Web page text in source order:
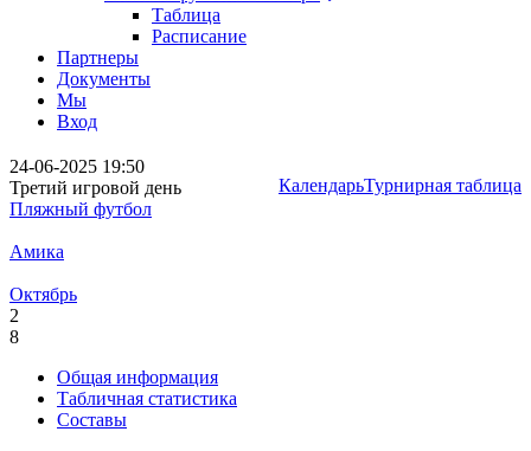
Таблица
Расписание
Партнеры
Документы
Мы
Вход
КалендарьТурнирная таблица
24-06-2025 19:50
Третий игровой день
Пляжный футбол
Амика
Октябрь
2
8
Общая информация
Табличная статистика
Составы